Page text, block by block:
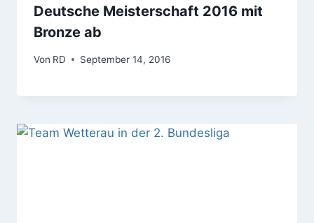
Deutsche Meisterschaft 2016 mit
Bronze ab
Von RD September 14, 2016